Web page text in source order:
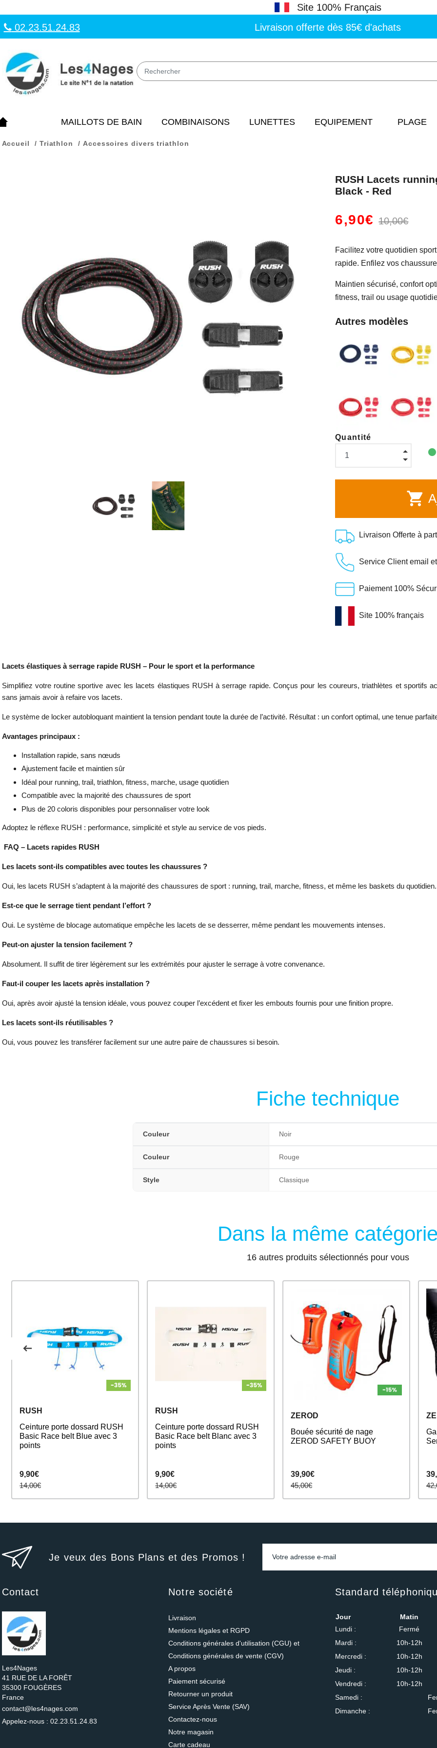
Site 100% Français
02.23.51.24.83
Livraison offerte dès 85€ d'achats
MAILLOTS DE BAIN COMBINAISONS LUNETTES EQUIPEMENT PLAGE
Accueil Triathlon Accessoires divers triathlon
RUSH Lacets
Black - Red
6,90€10,00€
Facilitez votre quotidien
rapide. Enfilez vos
Maintien sécurisé, confort
fitness, trail ou usage
Autres modèles
Quantité
shopping_cart
Livraison Offerte à
Service Client email
Paiement 100%
Site 100% français
Lacets élastiques à serrage rapide RUSH – Pour le sport et la performance
Simplifiez votre routine sportive avec les lacets élastiques RUSH à serrage rapide. Conçus pour les coureurs, triathlètes et sportifs
sans jamais avoir à refaire vos lacets.
Le système de locker autobloquant maintient la tension pendant toute la durée de l’activité. Résultat : un confort optimal, une tenue
Avantages principaux :
Installation rapide, sans nœuds
Ajustement facile et maintien sûr
Idéal pour running, trail, triathlon, fitness, marche, usage quotidien
Compatible avec la majorité des chaussures de sport
Plus de 20 coloris disponibles pour personnaliser votre look
Adoptez le réflexe RUSH : performance, simplicité et style au service de vos pieds.
FAQ – Lacets rapides RUSH
Les lacets sont-ils compatibles avec toutes les chaussures ?
Oui, les lacets RUSH s’adaptent à la majorité des chaussures de sport : running, trail, marche, fitness, et même les baskets du quotidien.
Est-ce que le serrage tient pendant l’effort ?
Oui. Le système de blocage automatique empêche les lacets de se desserrer, même pendant les mouvements intenses.
Peut-on ajuster la tension facilement ?
Absolument. Il suffit de tirer légèrement sur les extrémités pour ajuster le serrage à votre convenance.
Faut-il couper les lacets après installation ?
Oui, après avoir ajusté la tension idéale, vous pouvez couper l’excédent et fixer les embouts fournis pour une finition propre.
Les lacets sont-ils réutilisables ?
Oui, vous pouvez les transférer facilement sur une autre paire de chaussures si besoin.
Fiche technique
Couleur Noir
Couleur Rouge
Style Classique
Dans la même
16 autres produits sélectionnés pour vous
RUSH
Ceinture porte dossard RUSH
Basic Race belt Blue avec 3
points
9,90€
14,00€
RUSH
Ceinture porte dossard RUSH
Basic Race belt Blanc avec 3
points
9,90€
14,00€
ZEROD
Bouée sécurité de nage
ZEROD SAFETY BUOY
39,90€
45,00€
Je veux des Bons Plans et des Promos !
Contact
Les4Nages
41 RUE DE LA FORÊT
35300 FOUGÈRES
France
contact@les4nages.com
Appelez-nous : 02.23.51.24.83
Notre société
Livraison
Mentions légales et RGPD
Conditions générales d'utilisation (CGU) et
Conditions générales de vente (CGV)
A propos
Paiement sécurisé
Retourner un produit
Service Après Vente (SAV)
Contactez-nous
Notre magasin
Carte cadeau
Standard
Jour
Matin
Lundi :
Fermé
Mardi :
10h-12h
Mercredi :
10h-12h
Jeudi :
10h-12h
Vendredi :
10h-12h
Samedi :
Dimanche :